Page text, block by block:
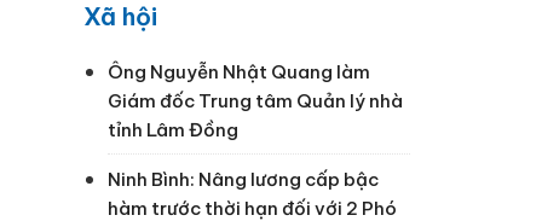
Xã hội
Ông Nguyễn Nhật Quang làm
Giám đốc Trung tâm Quản lý nhà
tỉnh Lâm Đồng
Ninh Bình: Nâng lương cấp bậc
hàm trước thời hạn đối với 2 Phó